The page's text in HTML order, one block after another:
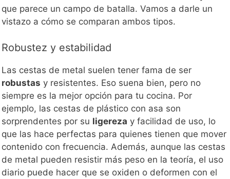
que parece un campo de batalla. Vamos a darle un
vistazo a cómo se comparan ambos tipos.
Robustez y estabilidad
Las cestas de metal suelen tener fama de ser
robustas y resistentes. Eso suena bien, pero no
siempre es la mejor opción para tu cocina. Por
ejemplo, las cestas de plástico con asa son
sorprendentes por su ligereza y facilidad de uso, lo
que las hace perfectas para quienes tienen que mover
contenido con frecuencia. Además, aunque las cestas
de metal pueden resistir más peso en la teoría, el uso
diario puede hacer que se oxiden o deformen con el